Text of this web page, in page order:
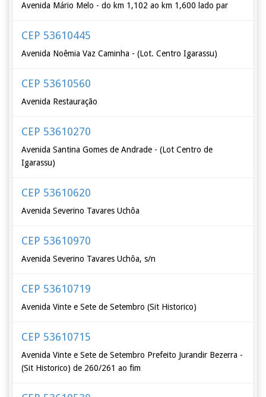
Avenida Mário Melo - do km 1,102 ao km 1,600 lado par
CEP 53610445
Avenida Noêmia Vaz Caminha - (Lot. Centro Igarassu)
CEP 53610560
Avenida Restauração
CEP 53610270
Avenida Santina Gomes de Andrade - (Lot Centro de
Igarassu)
CEP 53610620
Avenida Severino Tavares Uchôa
CEP 53610970
Avenida Severino Tavares Uchôa, s/n
CEP 53610719
Avenida Vinte e Sete de Setembro (Sit Historico)
CEP 53610715
Avenida Vinte e Sete de Setembro Prefeito Jurandir Bezerra -
(Sit Historico) de 260/261 ao fim